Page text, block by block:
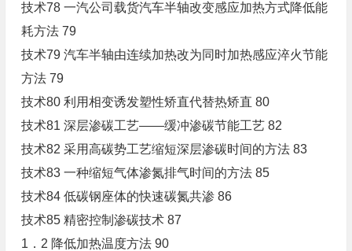
技术78 一汽公司载货汽车半轴改变感应加热方式降低能
耗方法 79
技术79 汽车半轴由连续加热改为同时加热感应淬火节能
方法 79
技术80 利用相变诱发塑性矫直代替热矫直 80
技术81 深层渗碳工艺――缓冲渗碳节能工艺 82
技术82 采用高碳势工艺缩短深层渗碳时间的方法 83
技术83 一种缩短气体渗氮排气时间的方法 85
技术84 低碳钢座体的快速碳氮共渗 86
技术85 精密控制渗碳技术 87
1．2 降低加热温度方法 90